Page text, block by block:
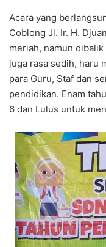
Acara yang
Coblong Jl. Ir. H.
meriah, namun
juga rasa sedih, haru
para Guru, Staf dan
pendidikan. Enam
6 dan Lulus untuk